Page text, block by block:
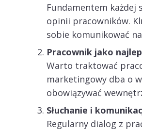
Fundamentem
opinii pracowników.
sobie komunikować
Pracownik jako
Warto traktować
marketingowy dba o
obowiązywać
Słuchanie i
Regularny dialog z